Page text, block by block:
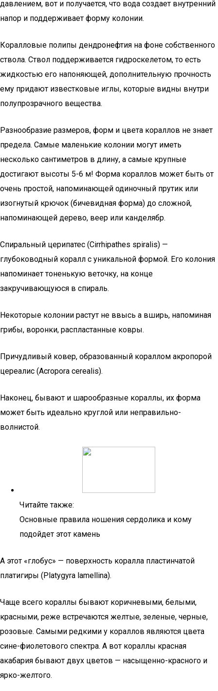
давлением, вот и получается, что вода создает внутренний
напор и поддерживает форму колонии.
Коралловые полипы дендронефтия на фоне собственного
ствола. Ствол поддерживается гидроскелетом, то есть
жидкостью его напоняющей, дополнительную прочность
ему придают известковые иглы, которые видны внутри
полупрозрачного вещества.
Разнообразие размеров, форм и цвета кораллов не знает
предела. Самые маленькие колонии могут иметь
несколько сантиметров в длину, а самые крупные
достигают высоты 5-6 м! Форма кораллов может быть от
очень простой, напоминающей одиночный прутик или
изогнутый крючок (бичевидная форма) до сложной,
напоминающей дерево, веер или канделябр.
Спиральный церипатес (Cirrhipathes spiralis) —
глубоководный коралл с уникальной формой. Его колония
напоминает тоненькую веточку, на конце
закручивающуюся в спираль.
Некоторые колонии растут не ввысь а вширь, напоминая
грибы, воронки, распластанные ковры.
Причудливый ковер, образованный кораллом акропорой
цереалис (Acropora cerealis).
Наконец, бывают и шарообразные кораллы, их форма
может быть идеально круглой или неправильно-
волнистой.
Читайте также:
Основные правила ношения сердолика и кому
подойдет этот камень
А этот «глобус» — поверхность коралла пластинчатой
платигиры (Platygyra lamellina).
Чаще всего кораллы бывают коричневыми, белыми,
красными, реже встречаются желтые, зеленые, черные,
розовые. Самыми редкими у кораллов являются цвета
сине-фиолетового спектра. А вот кораллы красная
акабария бывают двух цветов — насыщенно-красного и
ярко-желтого.